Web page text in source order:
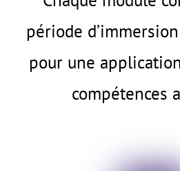
période
pour une
compétences